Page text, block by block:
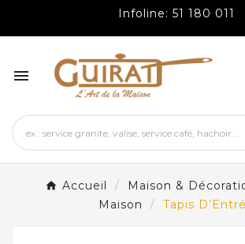
Infoline: 51 180 011

Accueil Maison &
Maison
Tapis